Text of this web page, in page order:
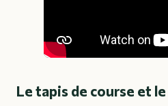
Le tapis de course et